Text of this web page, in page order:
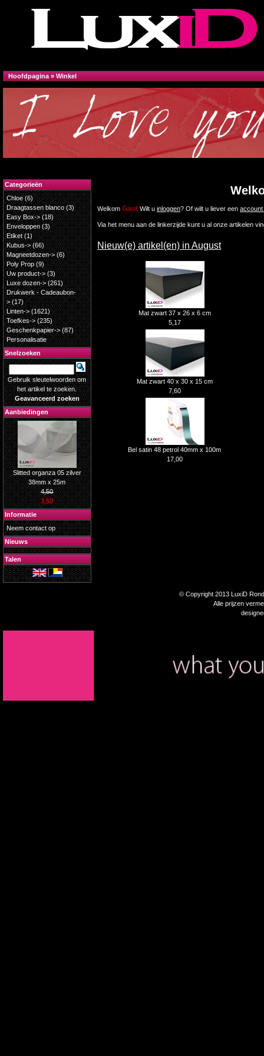
Hoofdpagina » Winkel
Welkom Gast Wilt u inloggen? Of wilt u liever een account
Via het menu aan de linkerzijde kunt u al onze artikelen
Nieuw(e) artikel(en) in August
Mat zwart 37 x 26 x 6 cm
5,17
Mat zwart 40 x 30 x 15 cm
7,60
Bel satin 48 petrol 40mm x 100m
17,00
Categorieën
Chloe(6)
Draagtassen blanco (3)
Easy Box-> (18)
Enveloppen(3)
Etiket (1)
Kubus-> (66)
Magneetdozen->(6)
Poly Prop (9)
Uw product-> (3)
Luxe dozen->(261)
Drukwerk - Cadeaubon-
> (17)
Linten->(1621)
Toefkes->(235)
Geschenkpapier->(87)
Personalisatie
Snelzoeken
Gebruik sleutelwoorden om
het artikel te zoeken.
Geavanceerd zoeken
Aanbiedingen
Slitted organza 05 zilver
38mm x 25m
4,50
3,50
Informatie
Neem contact op
Nieuws
Talen
© Copyright 2013 LuxiD
Alle prijzen